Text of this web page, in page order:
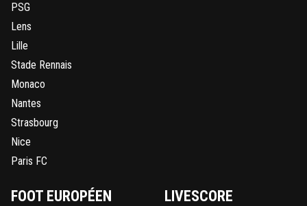
PSG
Lens
Lille
Stade Rennais
Monaco
Nantes
Strasbourg
Nice
Paris FC
FOOT EUROPÉEN LIVESCORE